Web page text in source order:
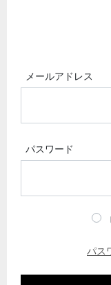
メールアドレス
パスワード
パス